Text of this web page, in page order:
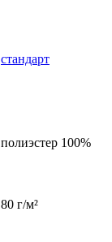
стандарт
полиэстер 100%
80 г/м²